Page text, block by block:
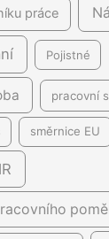
práce
Pojistné
pracovní
směrnice EU